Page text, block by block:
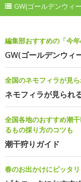
GW(ゴールデンウィ
編集部おすすめの「今
GW(ゴールデンウィ
全国のネモフィラが見
ネモフィラが見られ
全国各地のおすすめ潮
るもの採り方のコツも
潮干狩りガイド
春のお出かけにピッタリ